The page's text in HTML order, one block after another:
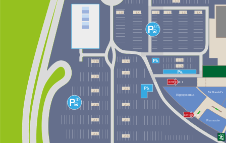
01
02
2.B 2.A
2.C
2.E
2.G
2.I
2.K
2.D
2.F
2.H
2.J
2.L
1.H 1.G 1.F 1.E 1.D 1.C
1.B
1.A
Hippopotamus
McDonald’s
Pharmacie
ENTRÉE 1
ENTRÉE 2